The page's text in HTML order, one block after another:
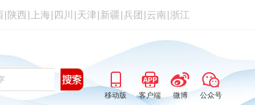
陕西 上海 四川 天津 新疆 兵团 云南 浙江
移动版 客户端 微博 公众号